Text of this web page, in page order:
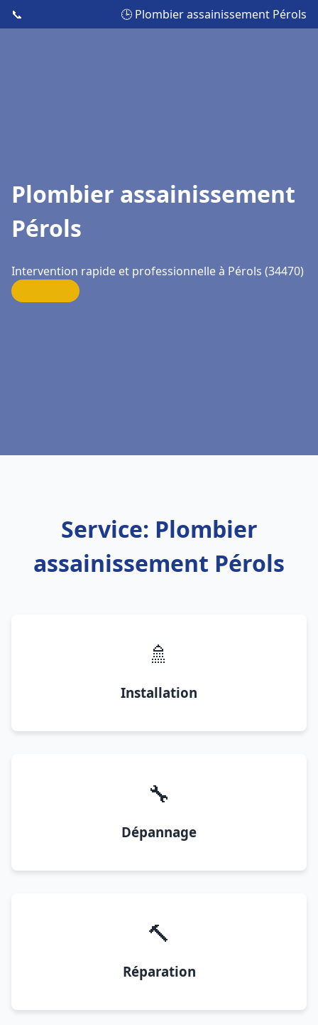
📞 🕒 Plombier assainissement Pérols
Plombier assainissement
Pérols
Intervention rapide et professionnelle à Pérols (34470)
Service: Plombier
assainissement Pérols
🚿
Installation
🔧
Dépannage
🔨
Réparation